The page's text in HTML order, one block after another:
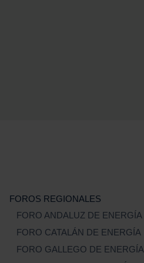
FOROS REGIONALES
FORO ANDALUZ DE ENERGÍA
FORO CATALÁN DE ENERGÍA
FORO GALLEGO DE ENERGÍA